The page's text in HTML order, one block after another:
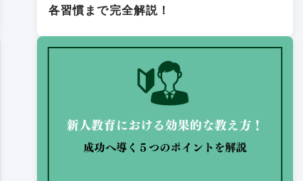
各習慣まで完全解説！